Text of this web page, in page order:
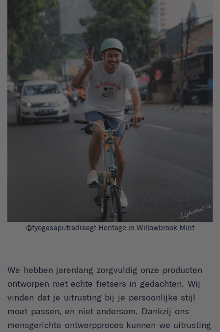
@fyogasaputradraagt Heritage in Willowbrook Mint
We hebben jarenlang zorgvuldig onze producten
ontworpen met echte fietsers in gedachten. Wij
vinden dat je uitrusting bij je persoonlijke stijl
moet passen, en niet andersom. Dankzij ons
mensgerichte ontwerpproces kunnen we uitrusting